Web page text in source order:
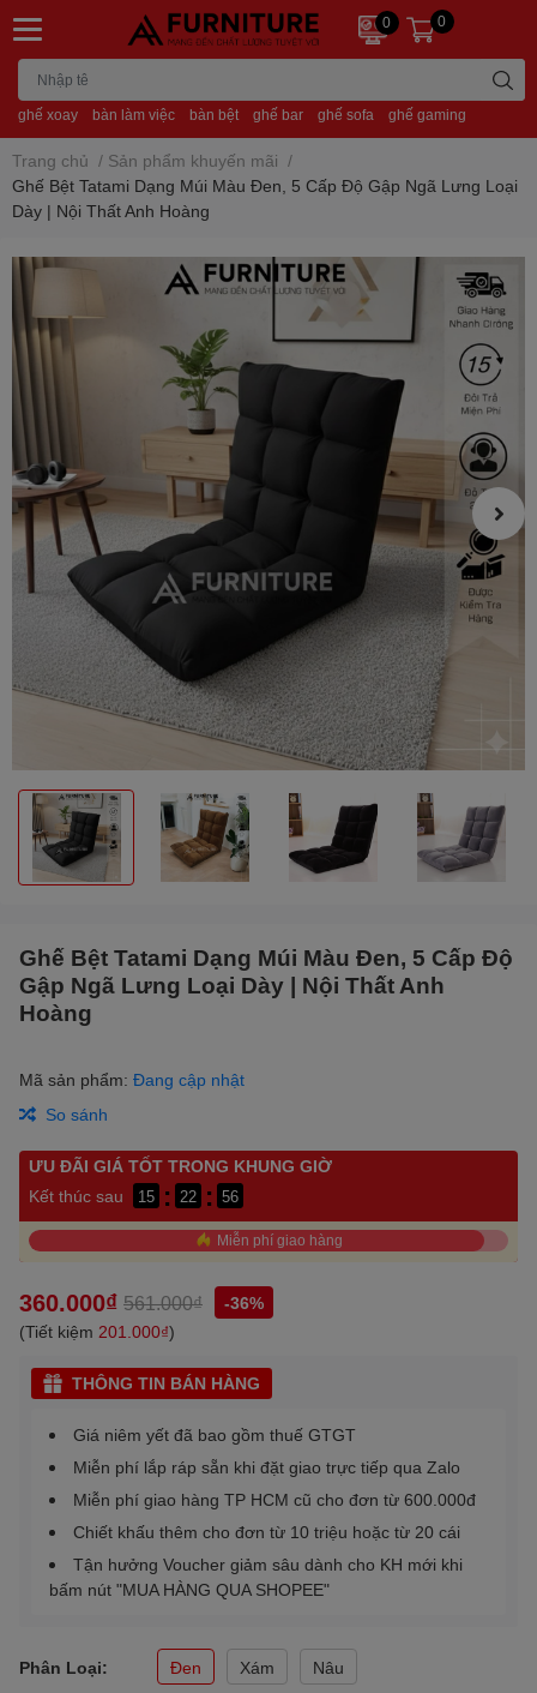
ghế xoay bàn làm việc bàn bệt ghế bar ghế sofa ghế gaming
0 0
Trang chủ / Sản phẩm khuyến mãi /
Ghế Bệt Tatami Dạng Múi Màu Đen, 5 Cấp Độ Gập Ngã Lưng Loại
Dày | Nội Thất Anh Hoàng
Ghế Bệt Tatami Dạng Múi Màu Đen, 5 Cấp Độ
Gập Ngã Lưng Loại Dày | Nội Thất Anh
Hoàng
Mã sản phẩm: Đang cập nhật
So sánh
ƯU ĐÃI GIÁ TỐT TRONG KHUNG GIỜ
Kết thúc sau
15 : 22 : 56
Miễn phí giao hàng
360.000₫ 561.000₫
-36%
(Tiết kiệm 201.000₫)
THÔNG TIN BÁN HÀNG
Giá niêm yết đã bao gồm thuế GTGT
Miễn phí lắp ráp sẵn khi đặt giao trực tiếp qua Zalo
Miễn phí giao hàng TP HCM cũ cho đơn từ 600.000đ
Chiết khấu thêm cho đơn từ 10 triệu hoặc từ 20 cái
Tận hưởng Voucher giảm sâu dành cho KH mới khi
bấm nút "MUA HÀNG QUA SHOPEE"
Phân Loại: Đen Xám Nâu